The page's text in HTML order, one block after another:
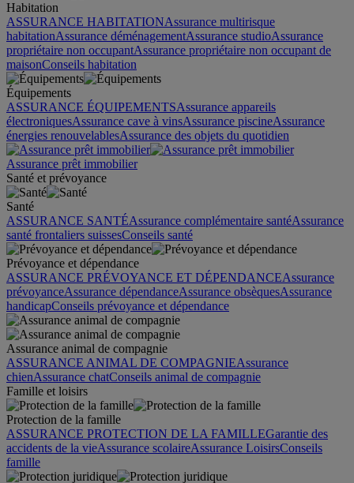
Habitation
ASSURANCE HABITATIONAssurance multirisque
habitationAssurance déménagementAssurance studioAssurance
propriétaire non occupantAssurance propriétaire non occupant de
maisonConseils habitation
Équipements
ASSURANCE ÉQUIPEMENTSAssurance appareils
électroniquesAssurance cave à vinsAssurance piscineAssurance
énergies renouvelablesAssurance des objets du quotidien
Assurance prêt immobilier
Santé et prévoyance
Santé
ASSURANCE SANTÉAssurance complémentaire santéAssurance
santé frontaliers suissesConseils santé
Prévoyance et dépendance
ASSURANCE PRÉVOYANCE ET DÉPENDANCEAssurance
prévoyanceAssurance dépendanceAssurance obsèquesAssurance
handicapConseils prévoyance et dépendance
Assurance animal de compagnie
ASSURANCE ANIMAL DE COMPAGNIEAssurance
chienAssurance chatConseils animal de compagnie
Famille et loisirs
Protection de la famille
ASSURANCE PROTECTION DE LA FAMILLEGarantie des
accidents de la vieAssurance scolaireAssurance LoisirsConseils
famille